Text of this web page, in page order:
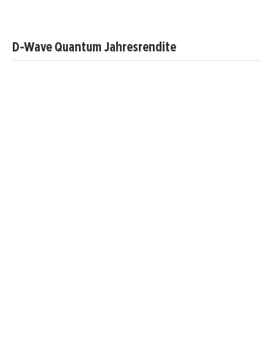
D-Wave Quantum Jahresrendite